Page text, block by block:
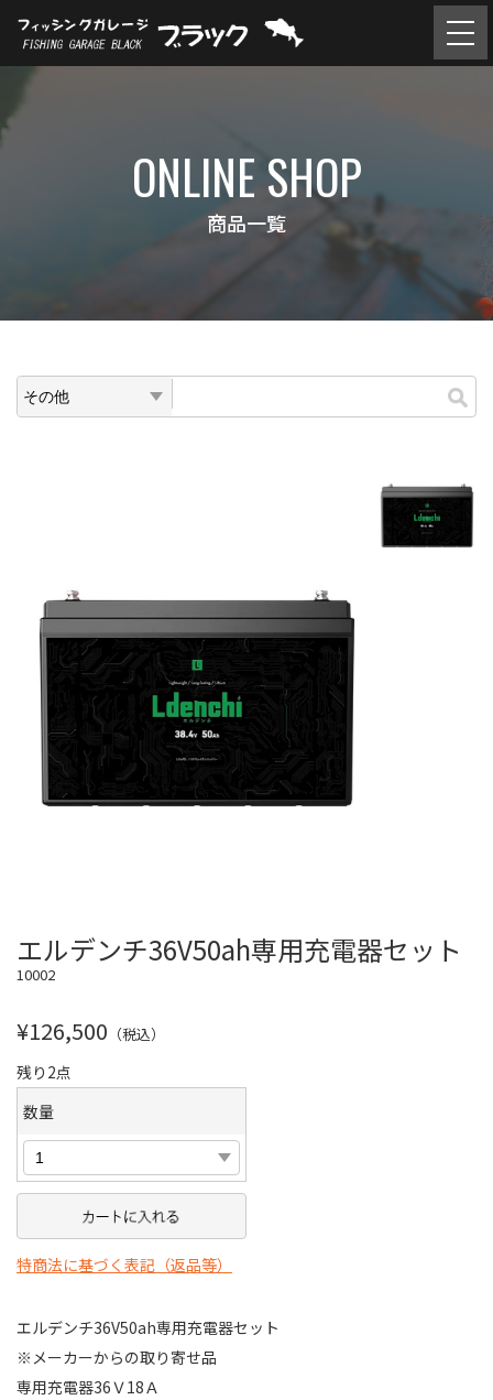
商品一覧
ONLINE SHOP
エルデンチ36V50ah専用充電器セット
10002
¥126,500 （税込）
残り2点
数量
特商法に基づく表記（返品等）
エルデンチ36V50ah専用充電器セット
※メーカーからの取り寄せ品
専用充電器36Ｖ18Ａ